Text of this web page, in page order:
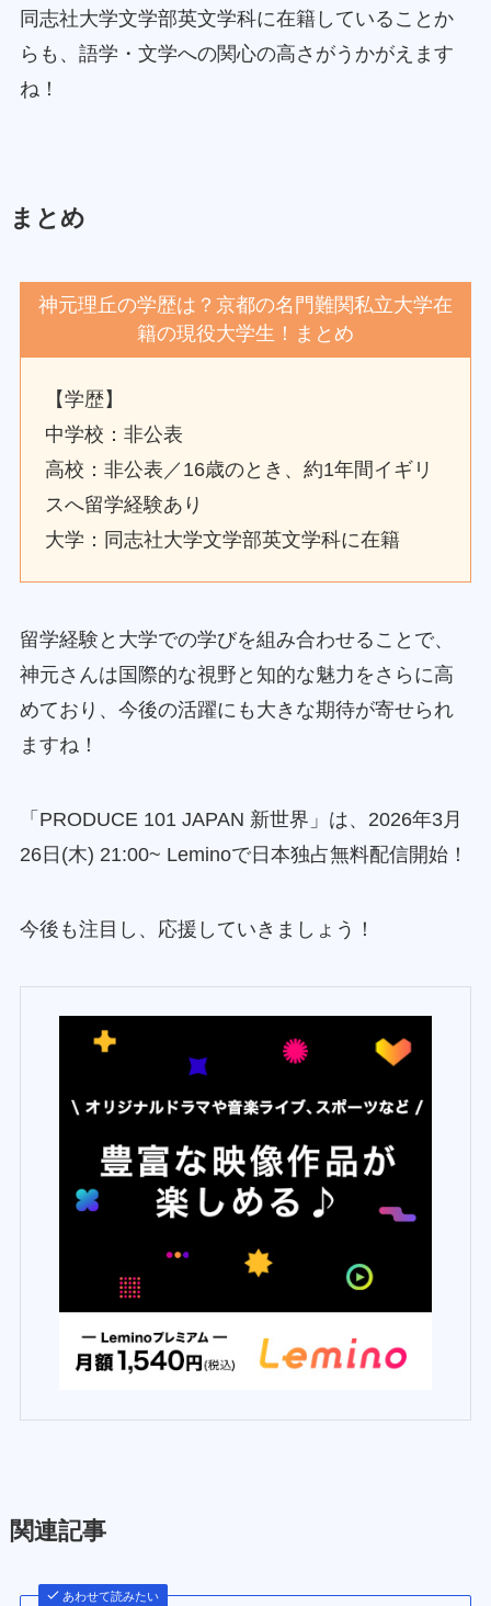
同志社大学文学部英文学科に在籍していることか
らも、語学・文学への関心の高さがうかがえます
ね！
まとめ
神元理丘の学歴は？京都の名門難関私立大学在
籍の現役大学生！まとめ
【学歴】
中学校：非公表
高校：非公表／16歳のとき、約1年間イギリ
スへ留学経験あり
大学：同志社大学文学部英文学科に在籍
留学経験と大学での学びを組み合わせることで、
神元さんは国際的な視野と知的な魅力をさらに高
めており、今後の活躍にも大きな期待が寄せられ
ますね！
「PRODUCE 101 JAPAN 新世界」は、2026年3月
26日(木) 21:00~ Leminoで日本独占無料配信開始！
今後も注目し、応援していきましょう！
関連記事
あわせて読みたい